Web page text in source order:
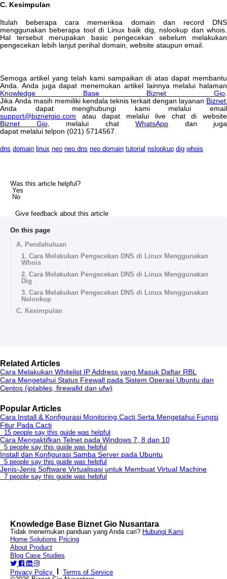
C. Kesimpulan
Itulah beberapa cara memeriksa domain dan record
DNS
menggunakan beberapa tool di Linux baik dig nslookup dan whois
Hal
tersebut merupakan basic pengecekan sebelum
melakukan
pengecekan lebih lanjut perihal domain website ataupun email
Semoga artikel yang telah kami sampaikan di atas dapat membantu
Anda
Anda juga dapat menemukan artikel lainnya melalui halaman
Knowledge
Base Biznet Gio
Jika Anda masih memiliki kendala teknis terkait dengan layanan Biznet
Anda
dapat menghubungi kami melalui
email
support@biznetgio com atau dapat melalui live chat di
website
Biznet
Gio, melalui chat WhatsApp dan
juga
dapat melalui telpon (021) 5714567
dns domain linux neo neo dns neo domain tutorial nslookup dig whois
Was this article helpful?
Yes
No
Give feedback about this article
On this page
A. Pendahuluan
1. Cara Melakukan Pengecekan DNS di Linux Menggunakan
Whois
2. Cara Melakukan Pengecekan DNS di Linux Menggunakan
Dig
3. Cara Melakukan Pengecekan DNS di Linux Menggunakan
Nslookup
C. Kesimpulan
Related Articles
Cara Melakukan Whitelist IP Address yang Masuk Daftar RBL
Cara Mengetahui Status Firewall pada Sistem Operasi Ubuntu dan
Centos (iptables, firewalld dan ufw)
Popular Articles
Cara Install & Konfigurasi Monitoring Cacti Serta Mengetahui Fungsi
Fitur Pada Cacti
15 people say this guide was helpful
Cara Mengaktifkan Telnet pada Windows 7, 8 dan 10
5 people say this guide was helpful
Install dan Konfigurasi Samba Server pada Ubuntu
5 people say this guide was helpful
Jenis-Jenis Software Virtualisasi untuk Membuat Virtual Machine
7 people say this guide was helpful
Knowledge Base Biznet Gio Nusantara
Tidak menemukan panduan yang Anda cari? Hubungi Kami
Home Solutions Pricing
About Product
Blog Case Studies
Privacy Policy
Terms of Service